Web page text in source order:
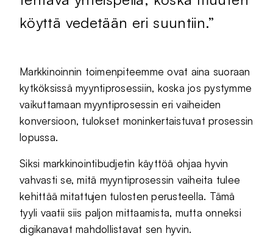
köyttä vedetään eri suuntiin.”
Markkinoinnin toimenpiteemme ovat aina suoraan
kytköksissä myyntiprosessiin, koska jos pystymme
vaikuttamaan myyntiprosessin eri vaiheiden
konversioon, tulokset moninkertaistuvat prosessin
lopussa.
Siksi markkinointibudjetin käyttöä ohjaa hyvin
vahvasti se, mitä myyntiprosessin vaiheita tulee
kehittää mitattujen tulosten perusteella. Tämä
tyyli vaatii siis paljon mittaamista, mutta onneksi
digikanavat mahdollistavat sen hyvin.